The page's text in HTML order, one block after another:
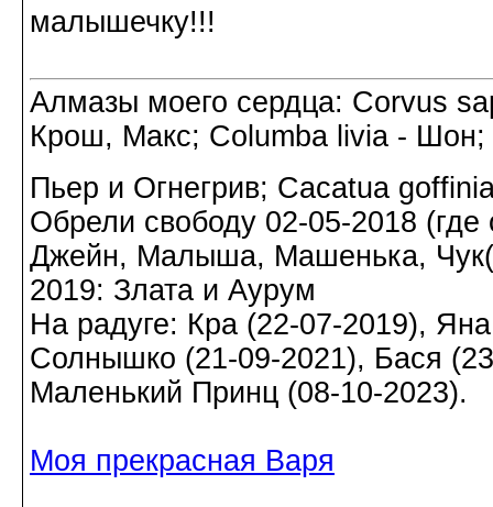
малышечку!!!
Алмазы моего сердца: Corvus
Крош, Макс; Columba livia -
Пьер и Огнегрив; Cacatua
Обрели свободу 02-05-2018
Джейн, Малыша, Машенька,
2019: Злата и Аурум
На радуге: Кра (22-07-2019),
Солнышко (21-09-2021), Бася
Маленький Принц (08-10-2023).
Моя прекрасная Варя